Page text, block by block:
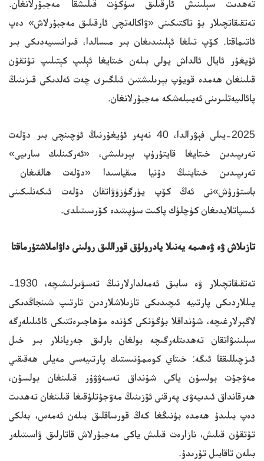
تەھدىت سېلىنىش ئارقىلىق سۈكۈت قىلىشقا مەجبۇرلانغان.
تەتقىقاتچىلار بۇ تاكتىكىنى «ۋاكالەتچى ئارقىلىق مەجبۇرلاش» دەپ
ئاتىماقتا. كۆپ تىلغا ئېلىنىدىغان بىر مىسالدا، فىرانسىيەدىكى بىر
ئۇيغۇر ئايال ئالداش يولى بىلەن خىتايغا ئېلىپ كېتىلىپ تۇتقۇن
قىلىنغان ھەمدە قويۇپ بېرىلىشتىن ئىلگىرى چەت ئەلدىكى قىزىنىڭ
پائالىيەتلىرىنى ئەيىبلەشكە مەجبۇرلانغان.
2025-يىلى فېۋرالدا، 40 نەپەر ئۇيغۇرنىڭ ئۈچىنچى بىر دۆلەت
تەرىپىدىن خىتايغا قايتۇرۇپ بېرىلىشى، «ئەركىنلىك سارىيى»
تەرىپىدىن خىتاينىڭ دۇنيا مىقياسىدا «دۆلەت ھالقىغان
باستۇرۇش»نى ئەڭ كۆپ يۈرگۈزۈۋاتقان دۆلەت ئىكەنلىكىنى
ئىسپاتلايدىغان كۈچلۈك پاكىت سۈپىتىدە كۆرسىتىلدى.
تازىلاش ۋە ۋەھىمە يەنىلا يادرولۇق قوراللىق رولىنى داۋاملاشتۇرماقتا
تەتقىقاتچىلار ۋە سابىق ئەمەلدارلارنىڭ تەسۋىرلىشىچە، 1930-
يىللاردىكى پارتىيە ئىچىدىكى تازىلاشلاردىن تارتىپ شىنجاڭدىكى
لاگېرلارغىچە، شۇنداقلا بۈگۈنكى كۈندە مۇھاجىرەتتىكى ئائىلىلەرگە
سېلىنىۋاتقان تەھدىتلەرگىچە بولغان بارلىق جەريانلار بىر خىل
ئىزچىللىققا ئىگە: خىتاي كوممۇنىستىك پارتىيەسى مەيلى ھەقىقىي
مەۋجۇت بولسۇن ياكى شۇنداق تەسەۋۋۇر قىلىنغان بولسۇن،
ھەرقانداق ئىدىيەۋى پەرقنى ئۆزىنىڭ مەۋجۇتلۇقىغا قىلىنغان تەھدىت
دەپ بىلىدۇ ھەمدە بۇنىڭغا كەڭ قورساقلىق بىلەن ئەمەس، بەلكى
تۇتقۇن قىلىش، نازارەت قىلىش ياكى مەجبۇرلاش قاتارلىق ۋاسىتىلەر
بىلەن تاقابىل تۇرىدۇ.